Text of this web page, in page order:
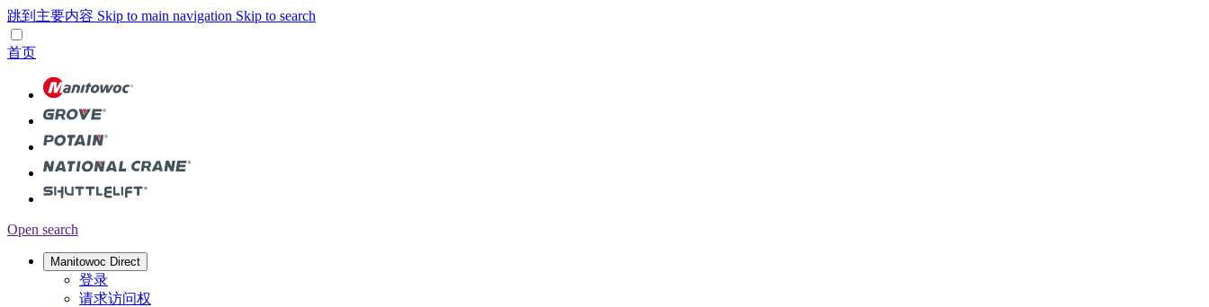
跳到主要内容 Skip to main navigation Skip to search
首页
Open search
Manitowoc Direct
登录
请求访问权